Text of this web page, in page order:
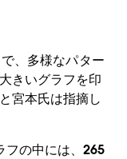
、多様なパター
きいグラフを印
宮本氏は指摘し
フの中には、265